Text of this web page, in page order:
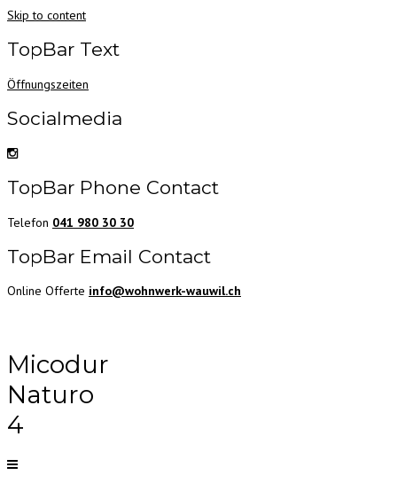
Skip to content
TopBar Text
Öffnungszeiten
Socialmedia
TopBar Phone Contact
Telefon 041 980 30 30
TopBar Email Contact
Online Offerte info@wohnwerk-wauwil.ch
Micodur
Naturo
4